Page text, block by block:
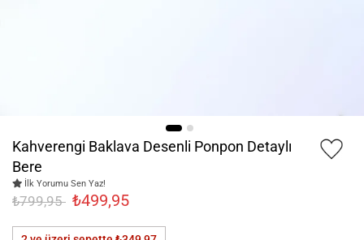
Kahverengi Baklava Desenli Ponpon Detaylı
Bere
İlk Yorumu Sen Yaz!
₺799,95 ₺499,95